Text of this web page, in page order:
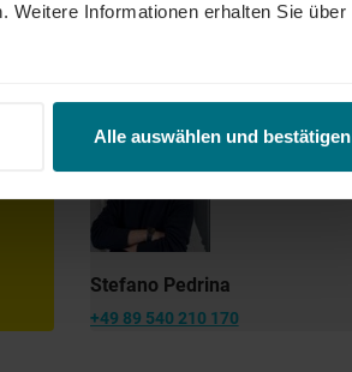
Weitere Informationen erhalten Sie über
Alle auswählen und bestätigen
und
Stefano Pedrina
+49 89 540 210 170